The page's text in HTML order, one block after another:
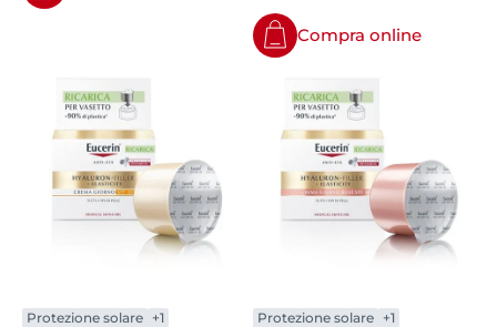
Compra online
Protezione solare +1 Protezione solare +1